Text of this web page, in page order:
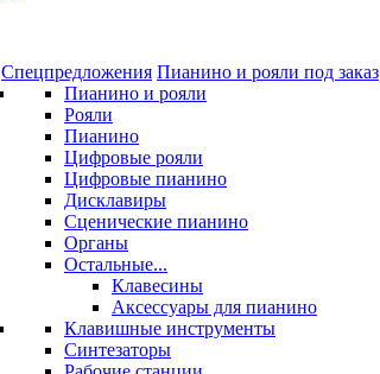
Спецпредложения Пианино и рояли под заказ
Пианино и рояли
Рояли
Пианино
Цифровые рояли
Цифровые пианино
Дисклавиры
Сценические пианино
Органы
Остальные...
Клавесины
Аксессуары для пианино
Клавишные инструменты
Синтезаторы